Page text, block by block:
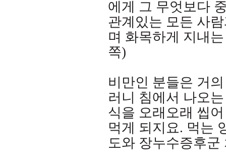
에게 그 무엇보다
관계있는 모든 사
며 화목하게 지내
쪽)
비만인 분들은 거
러니 침에서 나오
식을 오래오래 씹
먹게 되지요. 먹는
도와 장누수증후